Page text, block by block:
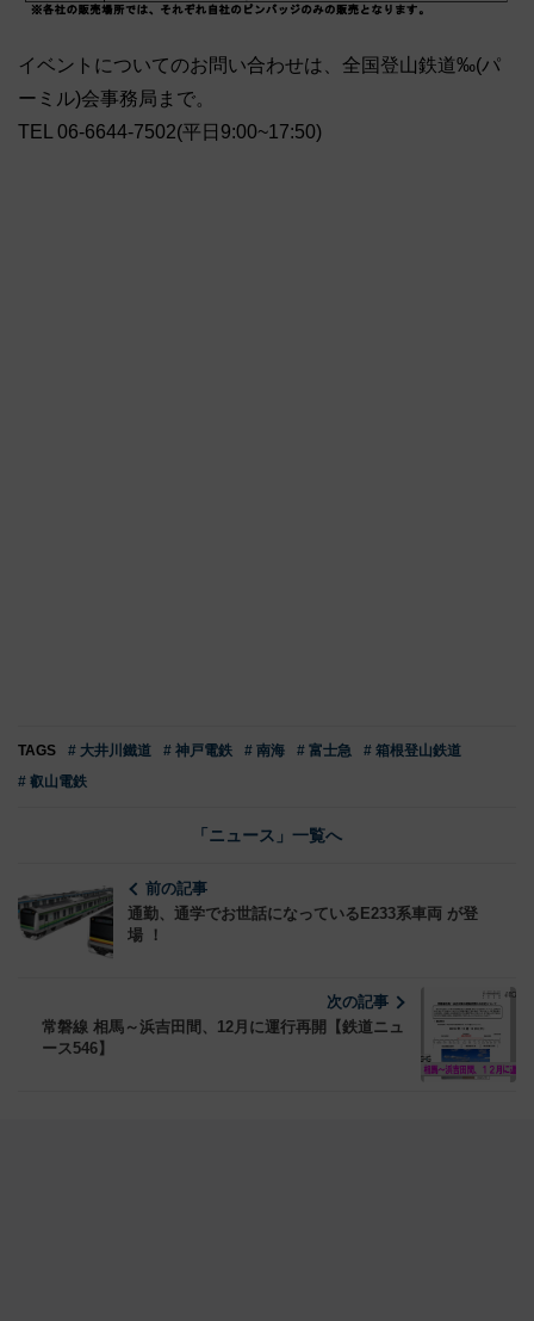
イベントについてのお問い合わせは、全国登山鉄道‰(パ
ーミル)会事務局まで。
TEL 06-6644-7502(平日9:00~17:50)
TAGS # 大井川鐵道 # 神戸電鉄 # 南海 # 富士急
# 箱根登山鉄道
# 叡山電鉄
「ニュース」一覧へ
前の記事
通勤、通学でお世話になっているE233系車両 が登
場 ！
次の記事
常磐線 相馬～浜吉田間、12月に運行再開【鉄道ニュ
ース546】